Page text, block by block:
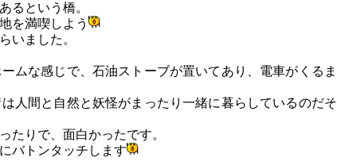
るという橋。
を満喫しよう
いました。
ムな感じで、石油ストーブが置いてあり、電車がくるま
人間と自然と妖怪がまったり一緒に暮らしているのだそ
たりで、面白かったです。
バトンタッチします